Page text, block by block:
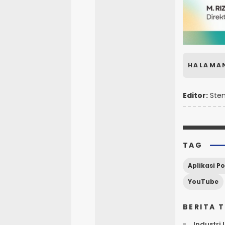
Editor:
TAG
Aplikasi
YouTube
BERITA